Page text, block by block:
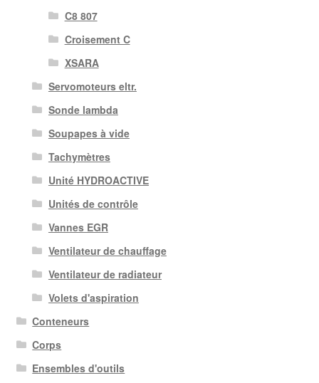
C8 807
Croisement C
XSARA
Servomoteurs eltr.
Sonde lambda
Soupapes à vide
Tachymètres
Unité HYDROACTIVE
Unités de contrôle
Vannes EGR
Ventilateur de chauffage
Ventilateur de radiateur
Volets d'aspiration
Conteneurs
Corps
Ensembles d'outils